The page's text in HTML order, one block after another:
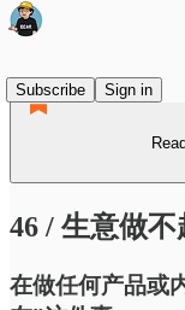
Subscribe
Sign in
46 / 生意做
在做任何产品或